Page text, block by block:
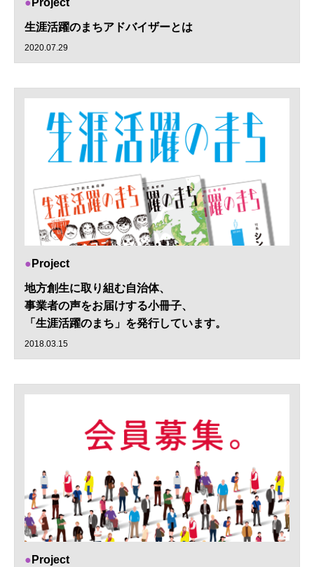
生涯活躍のまちアドバイザーとは
2020.07.29
Project
地方創生に取り組む自治体、
事業者の声をお届けする小冊子、
「生涯活躍のまち」を発行しています。
2018.03.15
Project